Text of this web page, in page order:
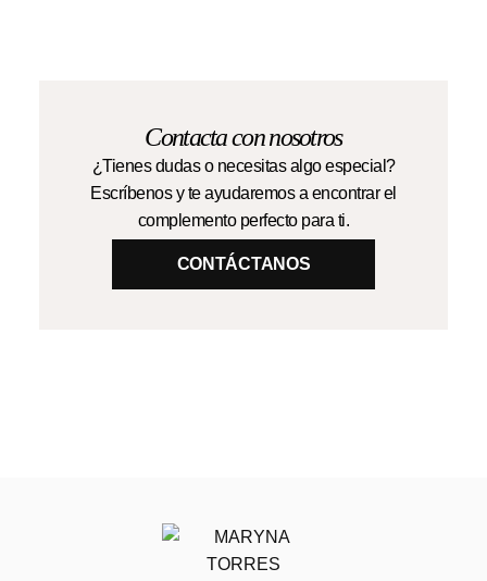
Contacta con nosotros
¿Tienes dudas o necesitas algo especial?
Escríbenos y te ayudaremos a encontrar el
complemento perfecto para ti.
CONTÁCTANOS